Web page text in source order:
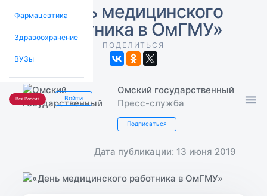
Фармацевтика
Здравоохранение
ВУЗы
Вся Россия Войти 
«День медицинского
работника в ОмГМУ»
ПОДЕЛИТЬСЯ
Омский государственный
Пресс-служба
Подписаться
Дата публикации: 13 июня 2019